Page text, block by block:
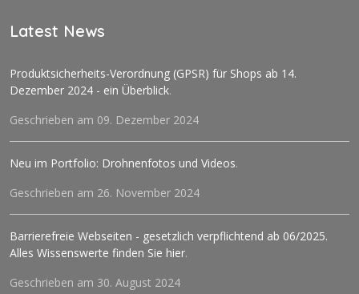
Latest News
Produktsicherheits-Verordnung (GPSR) für Shops ab 14.
Dezember 2024 - ein Überblick.
Geschrieben am 09. Dezember 2024
Neu im Portfolio: Drohnenfotos und Videos.
Geschrieben am 26. November 2024
Barrierefreie Webseiten - gesetzlich verpflichtend ab 06/2025.
Alles Wissenswerte finden Sie hier.
Geschrieben am 30. August 2024